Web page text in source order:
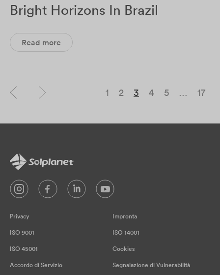
Bright Horizons In Brazil
Read more
1 2 3 4 5 … 17
Privacy Impronta
ISO 9001 ISO 14001
ISO 45001 Cookies
Accordo di Servizio Segnalazione di Vulnerabilità